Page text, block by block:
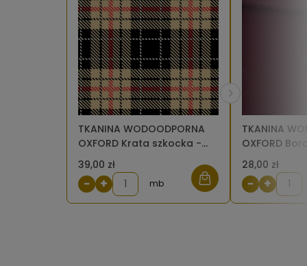
TKANINA WODOODPORNA
OXFORD Krata szkocka -
beż, czerń, czerwień, biel
(mały wzór) [6-8]
39,00 zł
− + mb
TKANINA
OXFORD
28,00 zł
− +